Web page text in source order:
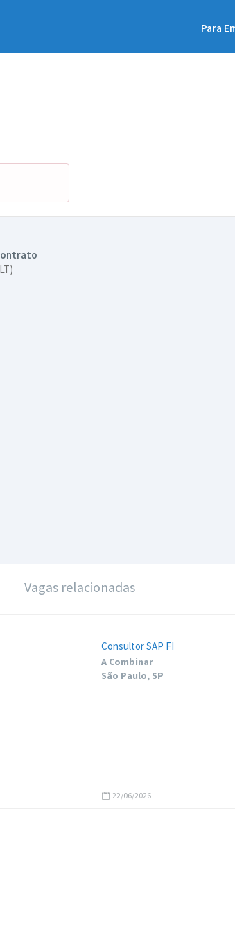
Para
Vagas relacionadas
Consultor SAP FI
A Combinar
São Paulo, SP
22/06/2026